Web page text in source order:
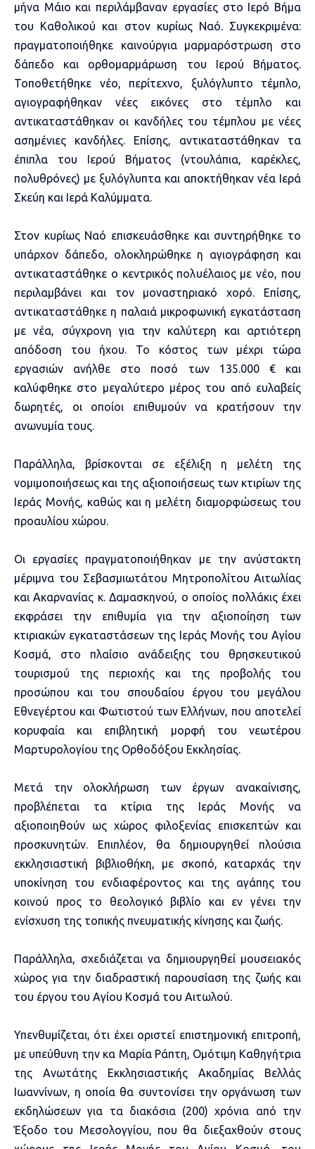
μήνα Μάιο και περιλάμβαναν εργασίες στο Ιερό Βήμα
του Καθολικού και στον κυρίως Ναό. Συγκεκριμένα:
πραγματοποιήθηκε καινούργια μαρμαρόστρωση στο
δάπεδο και ορθομαρμάρωση του Ιερού Βήματος.
Τοποθετήθηκε νέο, περίτεχνο, ξυλόγλυπτο τέμπλο,
αγιογραφήθηκαν νέες εικόνες στο τέμπλο και
αντικαταστάθηκαν οι κανδήλες του τέμπλου με νέες
ασημένιες κανδήλες. Επίσης, αντικαταστάθηκαν τα
έπιπλα του Ιερού Βήματος (ντουλάπια, καρέκλες,
πολυθρόνες) με ξυλόγλυπτα και αποκτήθηκαν νέα Ιερά
Σκεύη και Ιερά Καλύμματα.
Στον κυρίως Ναό επισκευάσθηκε και συντηρήθηκε το
υπάρχον δάπεδο, ολοκληρώθηκε η αγιογράφηση και
αντικαταστάθηκε ο κεντρικός πολυέλαιος με νέο, που
περιλαμβάνει και τον μοναστηριακό χορό. Επίσης,
αντικαταστάθηκε η παλαιά μικροφωνική εγκατάσταση
με νέα, σύγχρονη για την καλύτερη και αρτιότερη
απόδοση του ήχου. Το κόστος των μέχρι τώρα
εργασιών ανήλθε στο ποσό των 135.000 € και
καλύφθηκε στο μεγαλύτερο μέρος του από ευλαβείς
δωρητές, οι οποίοι επιθυμούν να κρατήσουν την
ανωνυμία τους.
Παράλληλα, βρίσκονται σε εξέλιξη η μελέτη της
νομιμοποιήσεως και της αξιοποιήσεως των κτιρίων της
Ιεράς Μονής, καθώς και η μελέτη διαμορφώσεως του
προαυλίου χώρου.
Οι εργασίες πραγματοποιήθηκαν με την ανύστακτη
μέριμνα του Σεβασμιωτάτου Μητροπολίτου Αιτωλίας
και Ακαρνανίας κ. Δαμασκηνού, ο οποίος πολλάκις έχει
εκφράσει την επιθυμία για την αξιοποίηση των
κτιριακών εγκαταστάσεων της Ιεράς Μονής του Αγίου
Κοσμά, στο πλαίσιο ανάδειξης του θρησκευτικού
τουρισμού της περιοχής και της προβολής του
προσώπου και του σπουδαίου έργου του μεγάλου
Εθνεγέρτου και Φωτιστού των Ελλήνων, που αποτελεί
κορυφαία και επιβλητική μορφή του νεωτέρου
Μαρτυρολογίου της Ορθοδόξου Εκκλησίας.
Μετά την ολοκλήρωση των έργων ανακαίνισης,
προβλέπεται τα κτίρια της Ιεράς Μονής να
αξιοποιηθούν ως χώρος φιλοξενίας επισκεπτών και
προσκυνητών. Επιπλέον, θα δημιουργηθεί πλούσια
εκκλησιαστική βιβλιοθήκη, με σκοπό, καταρχάς την
υποκίνηση του ενδιαφέροντος και της αγάπης του
κοινού προς το θεολογικό βιβλίο και εν γένει την
ενίσχυση της τοπικής πνευματικής κίνησης και ζωής.
Παράλληλα, σχεδιάζεται να δημιουργηθεί μουσειακός
χώρος για την διαδραστική παρουσίαση της ζωής και
του έργου του Αγίου Κοσμά του Αιτωλού.
Υπενθυμίζεται, ότι έχει οριστεί επιστημονική επιτροπή,
με υπεύθυνη την κα Μαρία Ράπτη, Ομότιμη Καθηγήτρια
της Ανωτάτης Εκκλησιαστικής Ακαδημίας Βελλάς
Ιωαννίνων, η οποία θα συντονίσει την οργάνωση των
εκδηλώσεων για τα διακόσια (200) χρόνια από την
Έξοδο του Μεσολογγίου, που θα διεξαχθούν στους